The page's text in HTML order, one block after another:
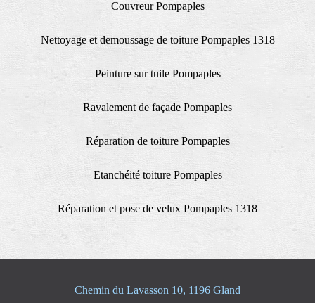
Couvreur Pompaples
Nettoyage et demoussage de toiture Pompaples 1318
Peinture sur tuile Pompaples
Ravalement de façade Pompaples
Réparation de toiture Pompaples
Etanchéité toiture Pompaples
Réparation et pose de velux Pompaples 1318
Chemin du Lavasson 10, 1196 Gland